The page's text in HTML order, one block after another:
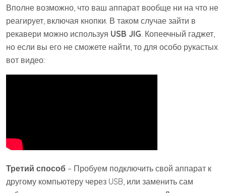
Вполне возможно, что ваш аппарат вообще ни на что не
реагирует, включая кнопки. В таком случае зайти в
рекавери можно используя USB JIG. Копеечный гаджет,
но если вы его не сможете найти, то для особо рукастых
вот видео:
Третий способ – Пробуем подключить свой аппарат к
другому компьютеру через USB, или заменить сам